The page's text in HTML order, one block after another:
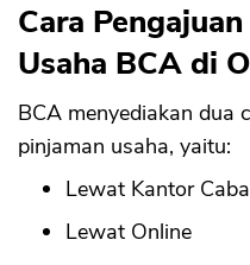
Cara
Usaha BCA di
BCA menyediakan dua
pinjaman usaha, yaitu:
Lewat Kantor
Lewat Online